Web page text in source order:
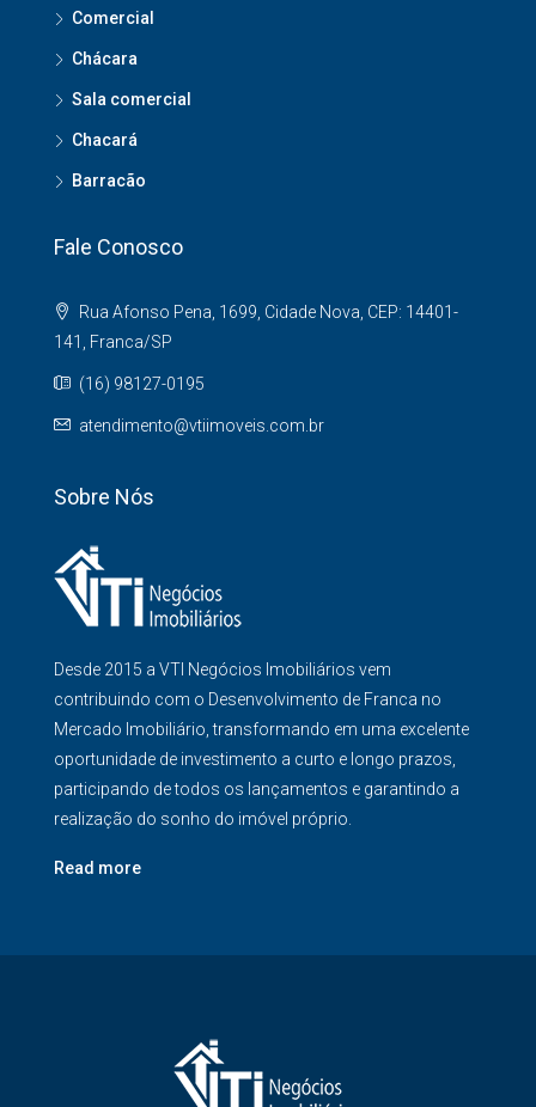
Comercial
Chácara
Sala comercial
Chacará
Barracão
Fale Conosco
Rua Afonso Pena, 1699, Cidade Nova, CEP: 14401-
141, Franca/SP
(16) 98127-0195
atendimento@vtiimoveis.com.br
Sobre Nós
Desde 2015 a VTI Negócios Imobiliários vem
contribuindo com o Desenvolvimento de Franca no
Mercado Imobiliário, transformando em uma excelente
oportunidade de investimento a curto e longo prazos,
participando de todos os lançamentos e garantindo a
realização do sonho do imóvel próprio.
Read more